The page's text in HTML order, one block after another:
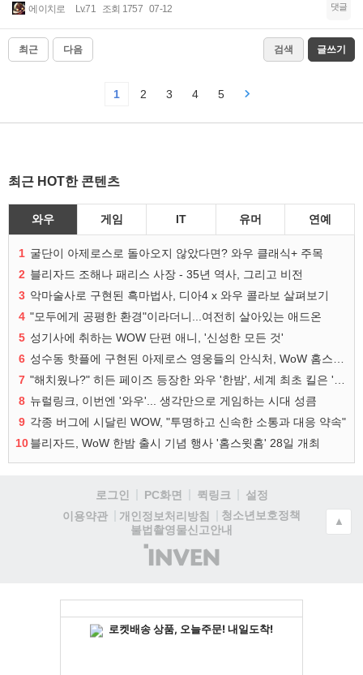
에이치로 Lv.71 조회 1757 07-12 댓글
최근 다음 검색 글쓰기
1 2 3 4 5
최근 HOT한 콘텐츠
와우 게임 IT 유머 연예
1 굴단이 아제로스로 돌아오지 않았다면? 와우 클래식+ 주목
2 블리자드 조해나 패리스 사장 - 35년 역사, 그리고 비전
3 악마술사로 구현된 흑마법사, 디아4 x 와우 콜라보 살펴보기
4 "모두에게 공평한 환경"이라더니...여전히 살아있는 애드온
5 성기사에 취하는 WOW 단편 애니, '신성한 모든 것'
6
7
8 뉴럴링크, 이번엔 '와우'... 생각만으로 게임하는 시대 성큼
9 각종 버그에 시달린 WOW, "투명하고 신속한 소통과 대응 약속"
10블리자드, WoW 한밤 출시 기념 행사 '홈스윗홈' 28일 개최
로그인 PC화면 퀵링크
설정
이용약관
개인정보처리방침
청소년보호정책
불법촬영물신고안내
(주)
인
▲